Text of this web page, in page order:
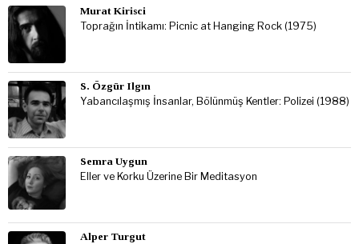
Murat Kirisci
Toprağın İntikamı: Picnic at Hanging Rock (1975)
S. Özgür Ilgın
Yabancılaşmış İnsanlar, Bölünmüş Kentler: Polizei (1988)
Semra Uygun
Eller ve Korku Üzerine Bir Meditasyon
Alper Turgut